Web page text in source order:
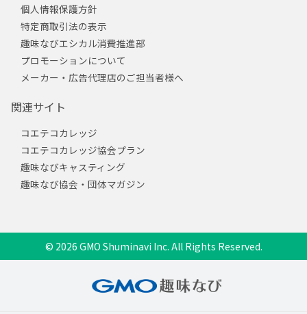
個人情報保護方針
特定商取引法の表示
趣味なびエシカル消費推進部
プロモーションについて
メーカー・広告代理店のご担当者様へ
関連サイト
コエテコカレッジ
コエテコカレッジ協会プラン
趣味なびキャスティング
趣味なび協会・団体マガジン
© 2026 GMO Shuminavi Inc. All Rights Reserved.